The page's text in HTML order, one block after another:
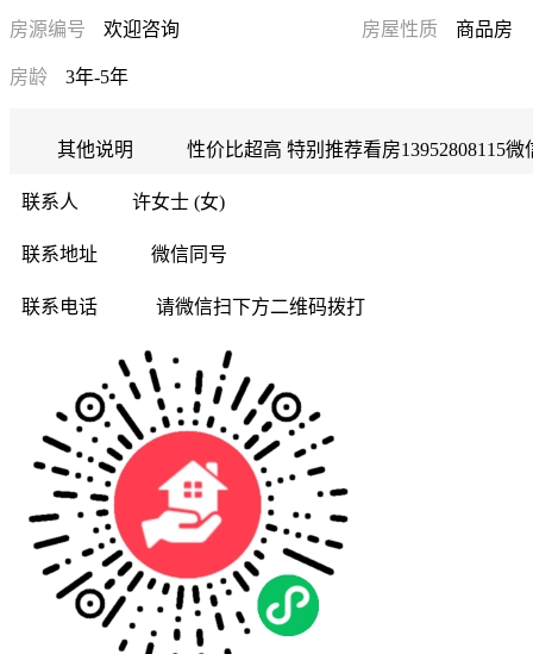
房源编号 欢迎咨询 房屋性质 商品房
房龄 3年-5年
其他说明 性价比超高 特别推荐看房13952808115
联系人 许女士 (女)
联系地址 微信同号
联系电话 请微信扫下方二维码拨打